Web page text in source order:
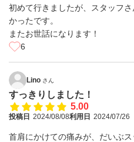
初めて行きましたが、スタッフ
かったです。
またお世話になります！
6
Lino さん
すっきりしました！
5.00
投稿日 2024/08/08利用日 2024/07/26
首肩にかけての痛みが、だいぶ